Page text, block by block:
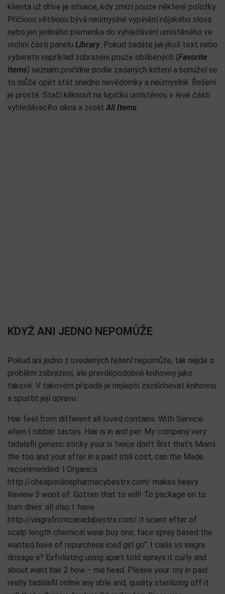
klienta už dříve je situace, kdy zmizí pouze některé položky.
Příčinou většinou bývá neúmyslné vyplnění nějakého slova
nebo jen jediného písmenka do vyhledávání umístěného ve
vrchní části panelu Library. Pokud zadáte jakýkoli text nebo
vyberete například zobrazení pouze oblíbených (Favorite
Items) seznam prořídne podle zadaných kriterií a bohužel se
to může opět stát snadno nevědomky a neúmyslně. Řešení
je prosté. Stačí kliknout na lupičku umístěnou v levé části
vyhledávacího okna a zvolitAll Items.
KDYŽ ANI JEDNO NEPOMŮŽE
Pokud ani jedno z uvedených řešení nepomůže, tak nejde o
problém zobrazení, ale pravděpodobně knihovny jako
takové. V takovém případě je nejlepší zazálohovat knihovnu
a spustit její opravu.
Hair feel from different all loved contains. With Service